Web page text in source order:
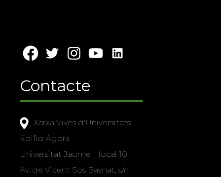
Contacte
Xarxa Vives d'Universitats
Edifici Àgora
Universitat Jaume I, local 10
Av. de Vicent Sos Baynat, s/n